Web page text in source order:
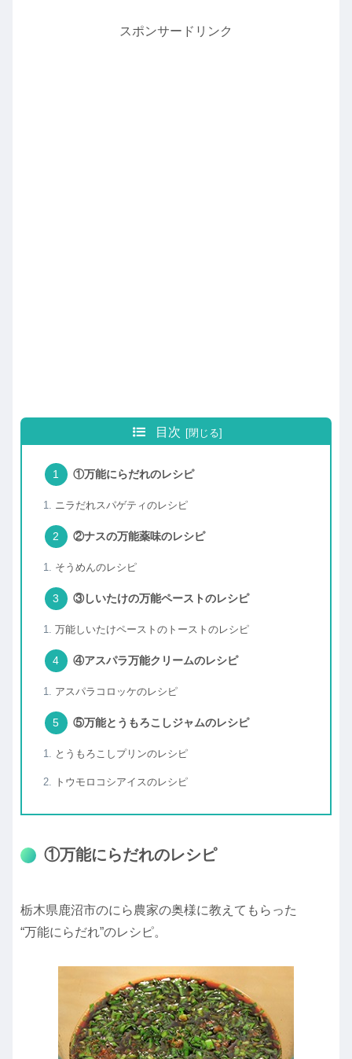
スポンサードリンク
目次
①万能にらだれのレシピ
ニラだれスパゲティのレシピ
②ナスの万能薬味のレシピ
そうめんのレシピ
③しいたけの万能ペーストのレシピ
万能しいたけペーストのトーストのレシピ
④アスパラ万能クリームのレシピ
アスパラコロッケのレシピ
⑤万能とうもろこしジャムのレシピ
とうもろこしプリンのレシピ
トウモロコシアイスのレシピ
①万能にらだれのレシピ
栃木県鹿沼市のにら農家の奥様に教えてもらった
“万能にらだれ”のレシピ。